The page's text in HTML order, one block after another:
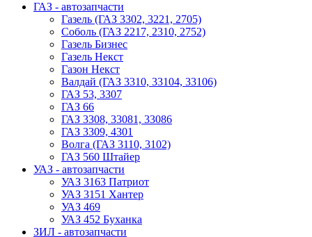
ГАЗ - автозапчасти
Газель (ГАЗ 3302, 3221, 2705)
Соболь (ГАЗ 2217, 2310, 2752)
Газель Бизнес
Газель Некст
Газон Некст
Валдай (ГАЗ 3310, 33104, 33106)
ГАЗ 53, 3307
ГАЗ 66
ГАЗ 3308, 33081, 33086
ГАЗ 3309, 4301
Волга (ГАЗ 3110, 3102)
ГАЗ 560 Штайер
УАЗ - автозапчасти
УАЗ 3163 Патриот
УАЗ 3151 Хантер
УАЗ 469
УАЗ 452 Буханка
ЗИЛ - автозапчасти